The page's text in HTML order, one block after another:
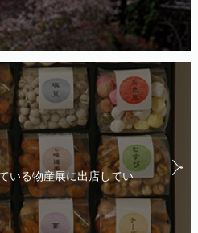
いる物産展に出店してい